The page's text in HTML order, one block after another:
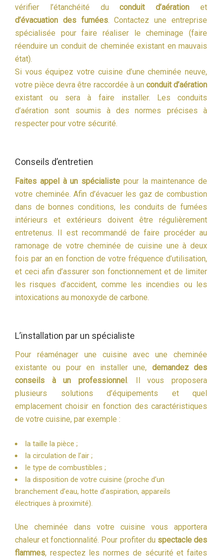
vérifier l’étanchéité duconduit d’aération et
d’évacuation des fumées. Contactez une entreprise
spécialisée pour faire réaliser le cheminage (faire
réenduire un conduit de cheminée existant en mauvais
état).
Si vous équipez votre cuisine d’une cheminée neuve,
votre pièce devra être raccordée à un conduit d’aération
existant ou sera à faire installer. Les conduits
d’aération sont soumis à des normes précises à
respecter pour votre sécurité.
Conseils d’entretien
Faites appel à un spécialiste pour la maintenance de
votre cheminée. Afin d’évacuer les gaz de combustion
dans de bonnes conditions, les conduits de fumées
intérieurs et extérieurs doivent être régulièrement
entretenus. Il est recommandé de faire procéder au
ramonage de votre cheminée de cuisine une à deux
fois par an en fonction de votre fréquence d’utilisation,
et ceci afin d’assurer son fonctionnement et de limiter
les risques d’accident, comme les incendies ou les
intoxications au monoxyde de carbone.
L’installation par un spécialiste
Pour réaménager une cuisine avec une cheminée
existante ou pour en installer une, demandez des
conseils à un professionnel . Il vous proposera
plusieurs solutions d’équipements et quel
emplacement choisir en fonction des caractéristiques
de votre cuisine, par exemple :
la taille la pièce ;
la circulation de l’air ;
le type de combustibles ;
la disposition de votre cuisine (proche d’un
branchement d’eau, hotte d’aspiration, appareils
électriques à proximité).
Une cheminée dans votre cuisine vous apportera
chaleur et fonctionnalité. Pour profiter du spectacle des
flammes, respectez les normes de sécurité et faites